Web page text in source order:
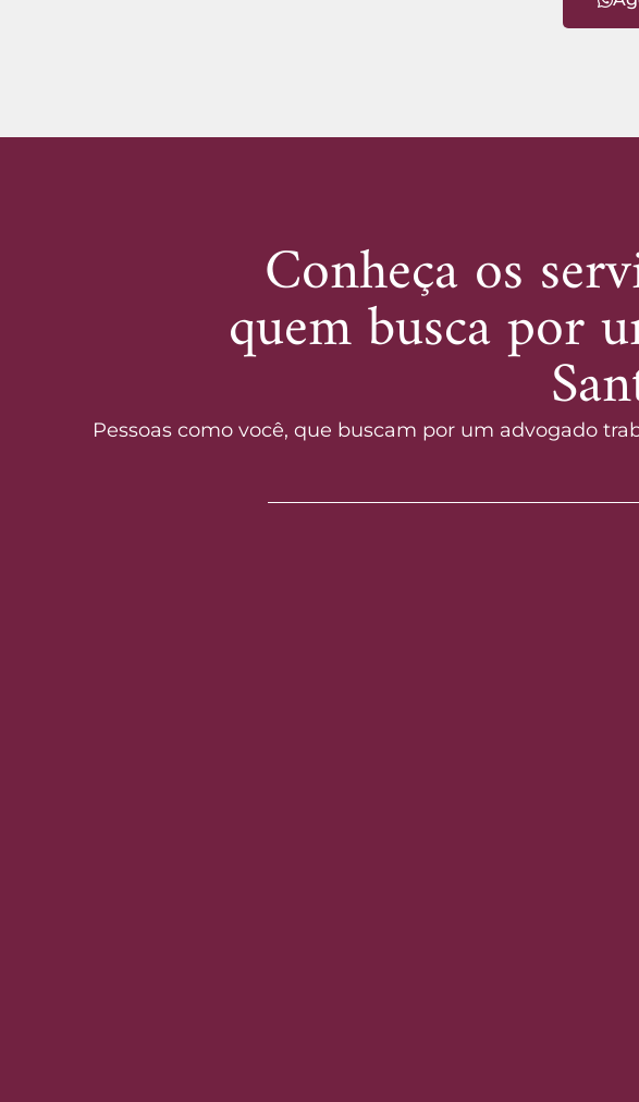
Conheça os
quem busca por
Pessoas como você, que buscam por um advogado